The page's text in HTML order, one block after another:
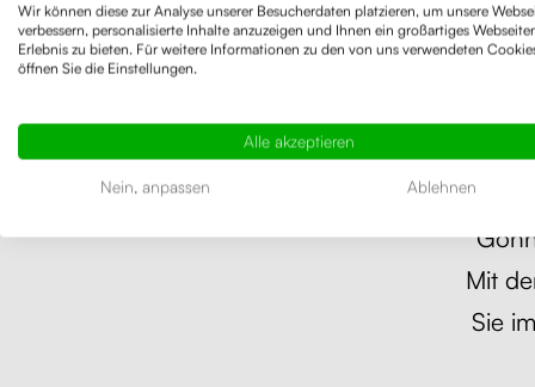
Mit
Sie
Wir können diese zur Analyse unserer Besucherdaten platzieren, um unsere
verbessern, personalisierte Inhalte anzuzeigen und Ihnen ein großartiges
Erlebnis zu bieten. Für weitere Informationen zu den von uns verwendeten
öffnen Sie die Einstellungen.
Alle akzeptieren
Nein, anpassen Ablehnen